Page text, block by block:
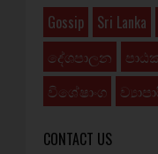
Gossip
Sri Lanka
දේශපාලන
විශේෂාංග
CONTACT US